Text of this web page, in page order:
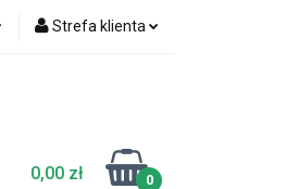
Strefa klienta
Dodaj zgłoszenie
Zgody cookies
0,00 zł 0